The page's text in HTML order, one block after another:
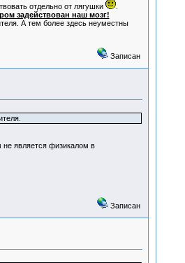
отдельно от лягушки
.
задействован наш мозг!
А тем более здесь неуместны
Записан
не является физикалом в
Записан